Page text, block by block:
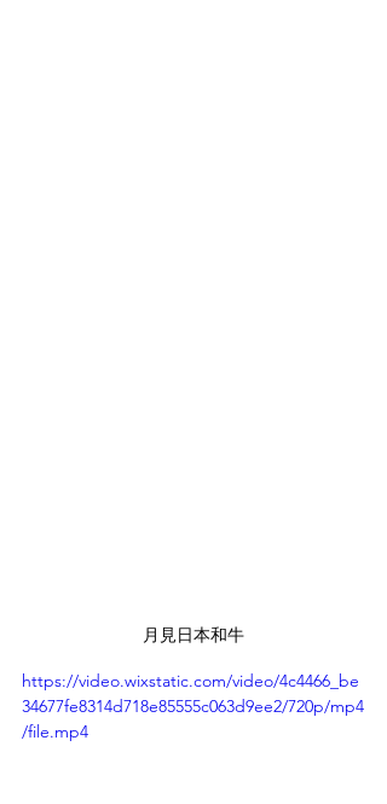
月見日本和牛
https://video.wixstatic.com/video/4c4466_be
34677fe8314d718e85555c063d9ee2/720p/mp4
/file.mp4